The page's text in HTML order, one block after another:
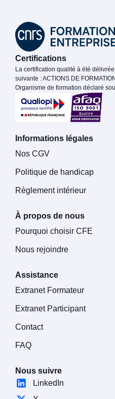
Certifications
La certification qualité à été
suivante : ACTIONS DE
Organisme de formation déclaré
Informations légales
Nos CGV
Politique de handicap
Règlement intérieur
À propos de nous
Pourquoi choisir CFE
Nous rejoindre
Assistance
Extranet Formateur
Extranet Participant
Contact
FAQ
Nous suivre
LinkedIn